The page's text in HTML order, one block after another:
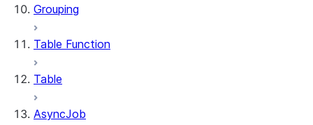
Grouping
Table Function
Table
AsyncJob